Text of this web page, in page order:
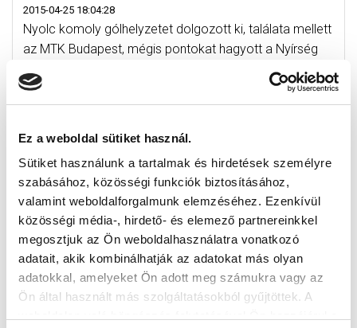
Ez a weboldal sütiket használ.
Sütiket használunk a tartalmak és hirdetések személyre
szabásához, közösségi funkciók biztosításához,
valamint weboldalforgalmunk elemzéséhez. Ezenkívül
közösségi média-, hirdető- és elemező partnereinkkel
megosztjuk az Ön weboldalhasználatra vonatkozó
adatait, akik kombinálhatják az adatokat más olyan
adatokkal, amelyeket Ön adott meg számukra vagy az
Ön által használt más szolgáltatásokból gyűjtöttek. A
2015-04-25 18:04:28
Nyolc komoly gólhelyzetet dolgozott ki, találata mellett
az MTK Budapest, mégis pontokat hagyott a Nyírség